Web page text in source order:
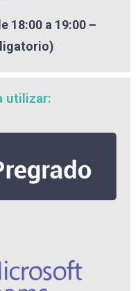
18:00 a 19:00 –
utilizar: